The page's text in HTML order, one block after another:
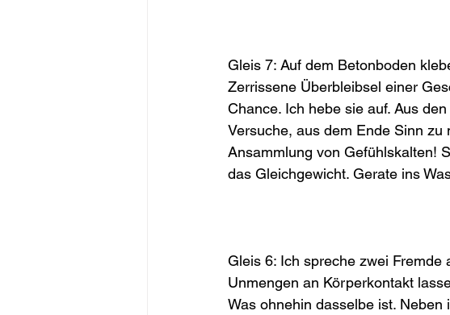
Gleis 7: Auf dem Betonboden
Zerrissene Überbleibsel einer
Chance. Ich hebe sie auf. Aus
Versuche, aus dem Ende Sinn zu
Ansammlung von Gefühlskalten!
das Gleichgewicht. Gerate ins
Gleis 6: Ich spreche zwei Fremde
Unmengen an Körperkontakt
Was ohnehin dasselbe ist.